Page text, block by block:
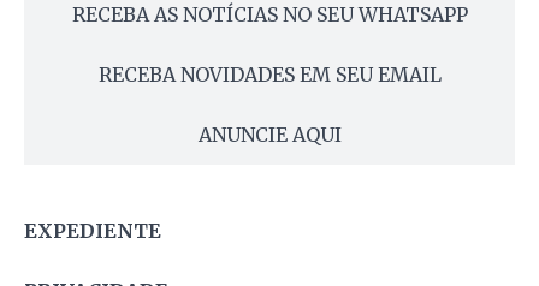
RECEBA AS NOTÍCIAS NO SEU WHATSAPP
RECEBA NOVIDADES EM SEU EMAIL
ANUNCIE AQUI
EXPEDIENTE